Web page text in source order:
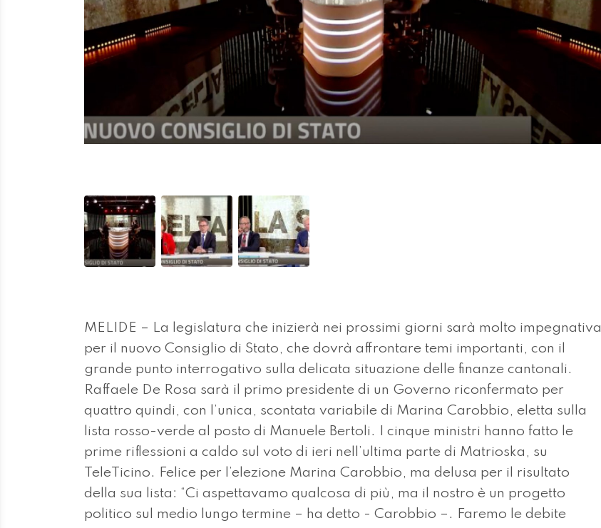
MELIDE – La legislatura che inizierà nei prossimi giorni sarà molto impegnativa
per il nuovo Consiglio di Stato, che dovrà affrontare temi importanti, con il
grande punto interrogativo sulla delicata situazione delle finanze cantonali.
Raffaele De Rosa sarà il primo presidente di un Governo riconfermato per
quattro quindi, con l’unica, scontata variabile di Marina Carobbio, eletta sulla
lista rosso-verde al posto di Manuele Bertoli. I cinque ministri hanno fatto le
prime riflessioni a caldo sul voto di ieri nell’ultima parte di Matrioska, su
TeleTicino. Felice per l’elezione Marina Carobbio, ma delusa per il risultato
della sua lista: “Ci aspettavamo qualcosa di più, ma il nostro è un progetto
politico sul medio lungo termine – ha detto - Carobbio –. Faremo le debite